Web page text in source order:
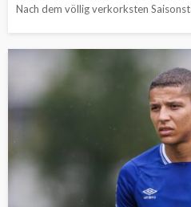
Nach dem völlig verkorksten